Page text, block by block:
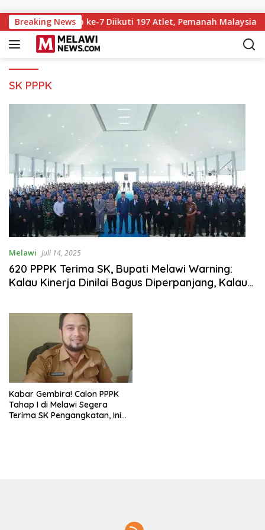
Breaking News
Championship ke-7 Diikuti 197 Atlet, Pemanah Malaysia
SK PPPK
Melawi Juli 14, 2025
620 PPPK Terima SK, Bupati Melawi Warning:
Kalau Kinerja Dinilai Bagus Diperpanjang, Kalau
Kabar Gembira! Calon PPPK
Tahap I di Melawi Segera
Terima SK Pengangkatan, Ini